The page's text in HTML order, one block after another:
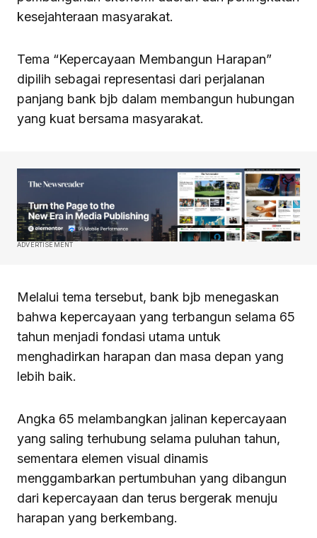
kesejahteraan masyarakat.
Tema “Kepercayaan Membangun Harapan”
dipilih sebagai representasi dari perjalanan
panjang bank bjb dalam membangun hubungan
yang kuat bersama masyarakat.
ADVERTISEMENT
Melalui tema tersebut, bank bjb menegaskan
bahwa kepercayaan yang terbangun selama 65
tahun menjadi fondasi utama untuk
menghadirkan harapan dan masa depan yang
lebih baik.
Angka 65 melambangkan jalinan kepercayaan
yang saling terhubung selama puluhan tahun,
sementara elemen visual dinamis
menggambarkan pertumbuhan yang dibangun
dari kepercayaan dan terus bergerak menuju
harapan yang berkembang.